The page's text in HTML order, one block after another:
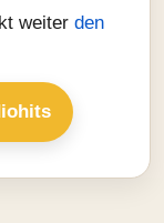
weiter den